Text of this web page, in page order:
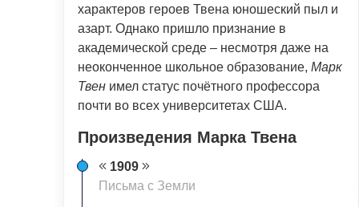
характеров героев Твена юношеский пыл и
азарт. Однако пришло признание в
академической среде – несмотря даже на
неоконченное школьное образование, Марк
Твен имел статус почётного профессора
почти во всех университетах США.
Произведения Марка Твена
1909
Письма с Земли